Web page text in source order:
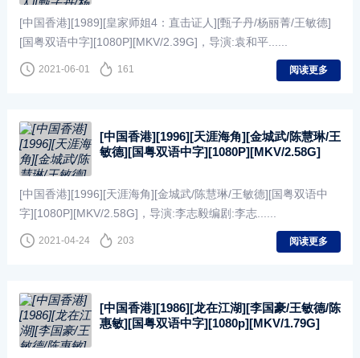
[中国香港][1989][皇家师姐4：直击证人][甄子丹/杨丽菁/王敏德]
[国粤双语中字][1080P][MKV/2.39G]，导演:袁和平......
2021-06-01 161 阅读更多
[中国香港][1996][天涯海角][金城武/陈慧琳/王
敏德][国粤双语中字][1080P][MKV/2.58G]
[中国香港][1996][天涯海角][金城武/陈慧琳/王敏德][国粤双语中
字][1080P][MKV/2.58G]，导演:李志毅编剧:李志......
2021-04-24 203 阅读更多
[中国香港][1986][龙在江湖][李国豪/王敏德/陈
惠敏][国粤双语中字][1080p][MKV/1.79G]